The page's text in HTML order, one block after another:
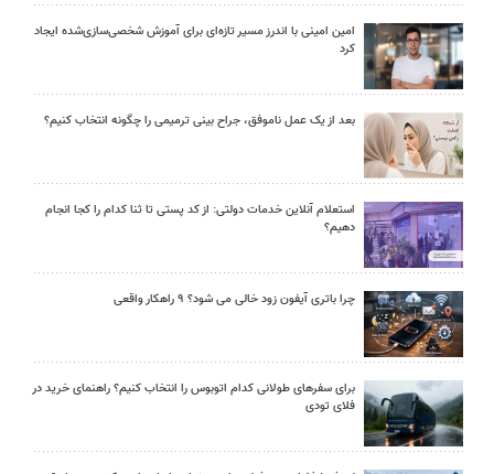
امین امینی با اندرز مسیر تازه‌ای برای آموزش شخصی‌سازی‌شده ایجاد
کرد
بعد از یک عمل ناموفق، جراح بینی ترمیمی را چگونه انتخاب کنیم؟
استعلام آنلاین خدمات دولتی: از کد پستی تا ثنا کدام را کجا انجام
دهیم؟
چرا باتری آیفون زود خالی می شود؟ ۹ راهکار واقعی
برای سفرهای طولانی کدام اتوبوس را انتخاب کنیم؟ راهنمای خرید در
فلای تودی